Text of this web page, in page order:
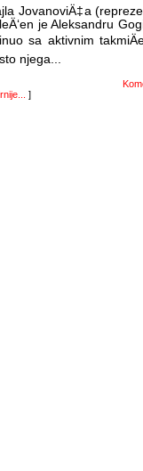
JovanoviÄ‡a
je Aleksandru
sa aktivnim
njega...
]